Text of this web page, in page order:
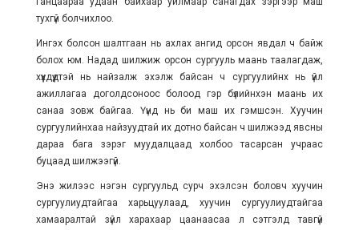
тухгүй болчихлоо.
Ингэх болсон шалтгаан нь ахлах ангид орсон явдал ч байж
болох юм. Надад шилжиж орсон сургууль маань таалагдаж,
хүүхдүүдтэй нь найзалж эхэлж байсан ч сургуулийнх нь үйл
ажиллагаа доголдсоноос болоод гэр бүлийнхэн маань их
санаа зовж байгаа. Үүнд нь би маш их гэмшсэн. Хуучин
сургуулийнхаа найзуудтай их дотно байсан ч шилжээд явсны
дараа бага зэрэг муудалцаад холбоо тасарсан учраас
буцаад шилжээгүй.
Энэ жилээс нэгэн сургуульд сурч эхэлсэн боловч хуучин
сургуулиудтайгаа харьцуулаад, хуучин сургуулиудтайгаа
хамааралтай зүйл харахаар цаанаасаа л сэтгэлд тавгүй